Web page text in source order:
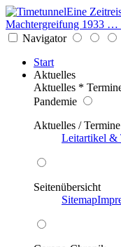
Eine
Machtergreifung 1933 …
Navigator
Start
Aktuelles
Aktuelles *
Pandemie
Aktuelles / Termine
Leitartikel &
Seitenübersicht
Sitemap